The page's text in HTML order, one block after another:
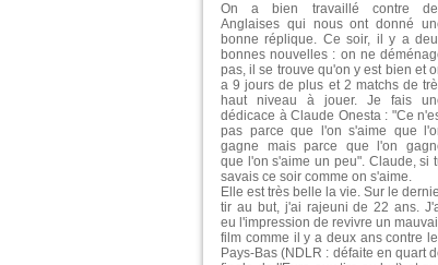
On a bien travaillé contre
Anglaises qui nous ont donné
bonne réplique. Ce soir, il y a
bonnes nouvelles : on ne
pas, il se trouve qu'on y est bien et
a 9 jours de plus et 2 matchs de
haut niveau à jouer. Je fais
dédicace à Claude Onesta : "Ce
pas parce que l'on s'aime que
gagne mais parce que l'on
que l'on s'aime un peu". Claude, si
savais ce soir comme on s'aime.
Elle est très belle la vie. Sur le
tir au but, j'ai rajeuni de 22 ans.
eu l'impression de revivre un
film comme il y a deux ans contre
Pays-Bas (NDLR : défaite en quart